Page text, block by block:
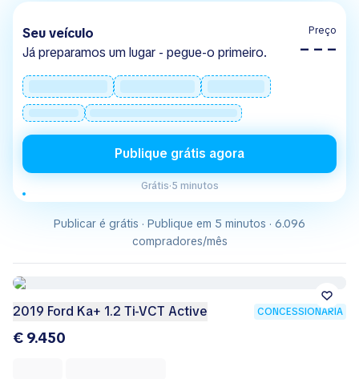
Seu veículo
Já preparamos um lugar - pegue-o primeiro.
Preço
– – –
Publique grátis agora
Grátis·5 minutos
Publicar é grátis · Publique em 5 minutos · 6.096
compradores/mês
2019 Ford Ka+ 1.2 Ti-VCT Active CONCESSIONÁRIA
€ 9.450